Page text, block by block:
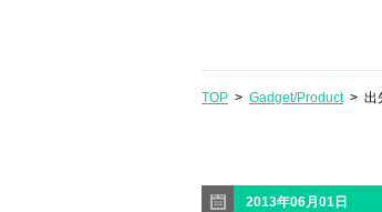
TOP > Gadget/Product> 出
2013年06月01日